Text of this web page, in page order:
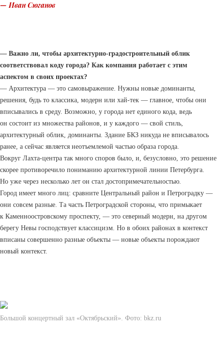
— Иван Сюганов
— Важно ли, чтобы архитектурно-градостроительный облик
соответствовал коду города? Как компания работает с этим
аспектом в своих проектах?
— Архитектура — это самовыражение. Нужны новые доминанты,
решения, будь то классика, модерн или хай-тек — главное, чтобы они
вписывались в среду. Возможно, у города нет единого кода, ведь
он состоит из множества районов, и у каждого — свой стиль,
архитектурный облик, доминанты. Здание БКЗ никуда не вписывалось
ранее, а сейчас является неотъемлемой частью образа города.
Вокруг Лахта-центра так много споров было, и, безусловно, это решение
скорее противоречило пониманию архитектурной линии Петербурга.
Но уже через несколько лет он стал достопримечательностью.
Город имеет много лиц: сравните Центральный район и Петроградку —
они совсем разные. Та часть Петроградской стороны, что примыкает
к Каменноостровскому проспекту, — это северный модерн, на другом
берегу Невы господствует классицизм. Но в обоих районах в контекст
вписаны совершенно разные объекты — новые объекты порождают
новый контекст.
Большой концертный зал «Октябрьский». Фото: bkz.ru